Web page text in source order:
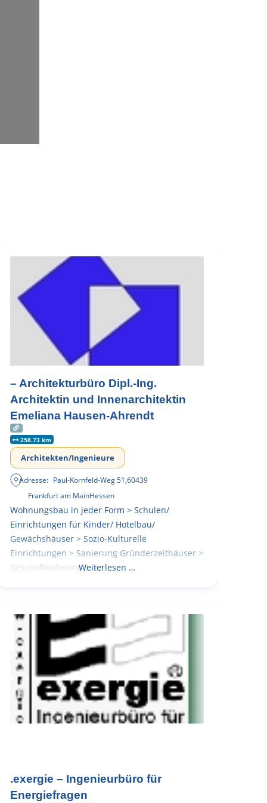
– Architekturbüro Dipl.-Ing.
Architektin und Innenarchitektin
Emeliana Hausen-Ahrendt
258.73 km
Architekten/Ingenieure
Adresse: Paul-Kornfeld-Weg 51,60439
Frankfurt am MainHessen
Wohnungsbau in jeder Form > Schulen/
Einrichtungen für Kinder/ Hotelbau/
Gewächshäuser > Sozio-Kulturelle
Einrichtungen > Sanierung Gründerzeithäuser >
GeschoßwohnungsbauWeiterlesen …
.exergie – Ingenieurbüro für
Energiefragen